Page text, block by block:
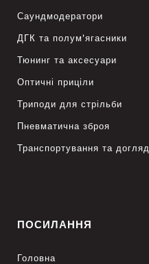
Саундмодератори
ДГК та полум’ягасники
Тюнинг та аксесуари
Оптичні приціли
Триподи для стрільби
Пневматична зброя
Транспортування та догляд
ПОСИЛАННЯ
Головна